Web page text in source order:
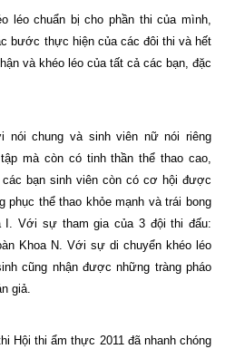
léo chuẩn bị cho phần thi của mình,
bước thực hiện của các đôi thi và hết
và khéo léo của tất cả các bạn, đặc
nói chung và sinh viên nữ nói riêng
mà còn có tinh thần thể thao cao,
bạn sinh viên còn có cơ hội được
phục thể thao khỏe mạnh và trái bong
I. Với sự tham gia của 3 đội thi đấu:
Khoa N. Với sự di chuyển khéo léo
cũng nhận được những tràng pháo
giả.
Hội thi ẩm thực 2011 đã nhanh chóng